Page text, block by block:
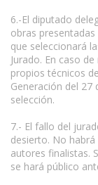
6.-El diputado
obras
que seleccionará
Jurado. En caso
propios técnicos
Generación del 27
selección.
7.- El fallo del
desierto. No
autores finalistas.
se hará público